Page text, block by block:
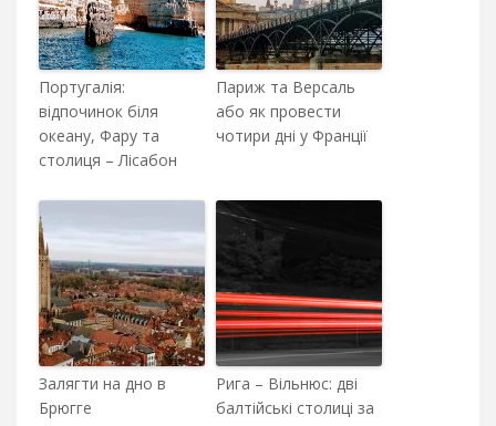
Португалія:
відпочинок біля
океану, Фару та
столиця – Лісабон
Париж та Версаль
або як провести
чотири дні у Франції
Залягти на дно в
Брюгге
Рига – Вільнюс: дві
балтійські столиці за